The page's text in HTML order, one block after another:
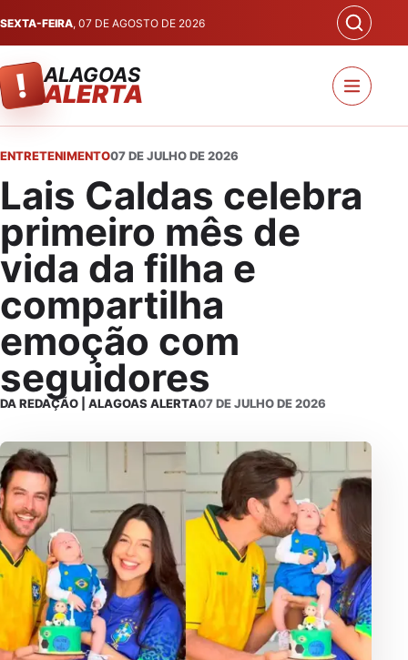
SEXTA-FEIRA, 07 DE AGOSTO DE 2026
! ALAGOAS
ALERTA
ENTRETENIMENTO07 DE JULHO DE 2026
Lais Caldas celebra
primeiro mês de
vida da filha e
compartilha
emoção com
seguidores
DA REDAÇÃO | ALAGOAS ALERTA07 DE JULHO DE 2026